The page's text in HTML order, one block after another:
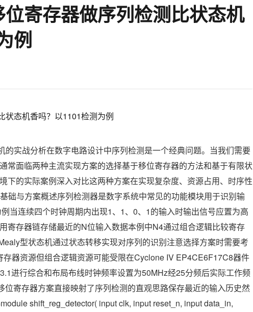
寄存器做序列检测比状态机
例
实战分析在数字电路设计中序列检测是一个经典问题。当我们需要
常面临两种主流实现方案的选择基于移位寄存器的方法和基于有限状
下的实际案例深入对比这两种方案在实现复杂度、资源占用、时序性
础与方案概述序列检测器是数字系统中常见的功能模块用于识别输
当连续四个时钟周期内出现1、1、0、1的输入时输出信号应置为高
寄存器链存储最近的N位输入数据本例中N4通过组合逻辑比较寄存
型状态机通过状态转移实现对序列的识别注意选择方案时需要考
器资源但组合逻辑资源可能受限在Cyclone IV EP4CE6F17C8器件
进行综合和布局布线时钟频率设置为50MHz经25分频后实际工作频
寄存器方案直接映射了序列检测的直观思路保存最近的输入历史然
shift_reg_detector( input clk, input reset_n, input data_in,